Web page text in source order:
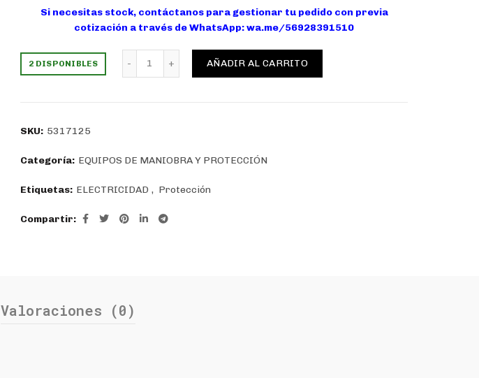
original
$89.928.
actual
$64.234.
Si necesitas stock, contáctanos para gestionar tu pedido con previa
cotización a través de WhatsApp:wa.me/56928391510
2 DISPONIBLES
Interruptor caja moldeada fija LEXO 225L 3P 125A 35KA cantidad
AÑADIR AL CARRITO
SKU: 5317125
Categoría: EQUIPOS DE MANIOBRA Y PROTECCIÓN
Etiquetas: ELECTRICIDAD , Protección
Compartir
Valoraciones (0)